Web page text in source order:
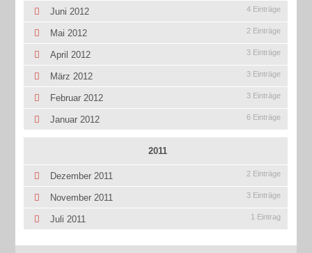
Juni 2012 4 Einträge
Mai 2012 2 Einträge
April 2012 3 Einträge
März 2012 3 Einträge
Februar 2012 3 Einträge
Januar 2012 6 Einträge
2011
Dezember 2011 2 Einträge
November 2011 3 Einträge
Juli 2011 1 Eintrag